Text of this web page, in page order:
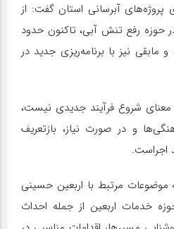
پروژه‌های آبرسانی استان گفت: از
در حوزه رفع تنش آبی، تاکنون حدود
و مابقی نیز با برنامه‌ریزی جدید در
شروع فرآیند جدیدی نیست،
و در صورت نیاز، بازتعریف
اجراست.
موضوعات مرتبط با اربعین حسینی
خدمات اربعین از جمله احداث